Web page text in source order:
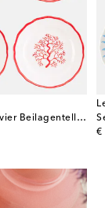
Set Coral aus vier Beilagentellern
€